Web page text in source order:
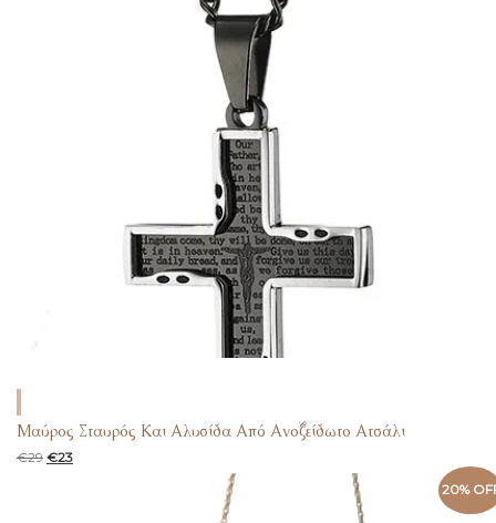
Μαύρος Σταυρός Και Αλυσίδα Από Ανοξείδωτο Ατσάλι
€29 €23
20%